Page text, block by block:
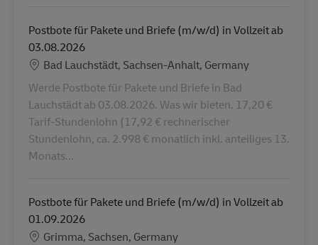
Postbote für Pakete und Briefe (m/w/d) in Vollzeit ab
03.08.2026
Lokalizacja
Bad Lauchstädt, Sachsen-Anhalt, Germany
Werde Postbote für Pakete und Briefe in Bad
Lauchstädt ab 03.08.2026. Was wir bieten. 17,20 €
Tarif-Stundenlohn (17,92 € rechnerischer
Stundenlohn, ca. 2.998 € monatlich inkl. anteiliges 13.
Monats...
Postbote für Pakete und Briefe (m/w/d) in Vollzeit ab
01.09.2026
Lokalizacja
Grimma, Sachsen, Germany